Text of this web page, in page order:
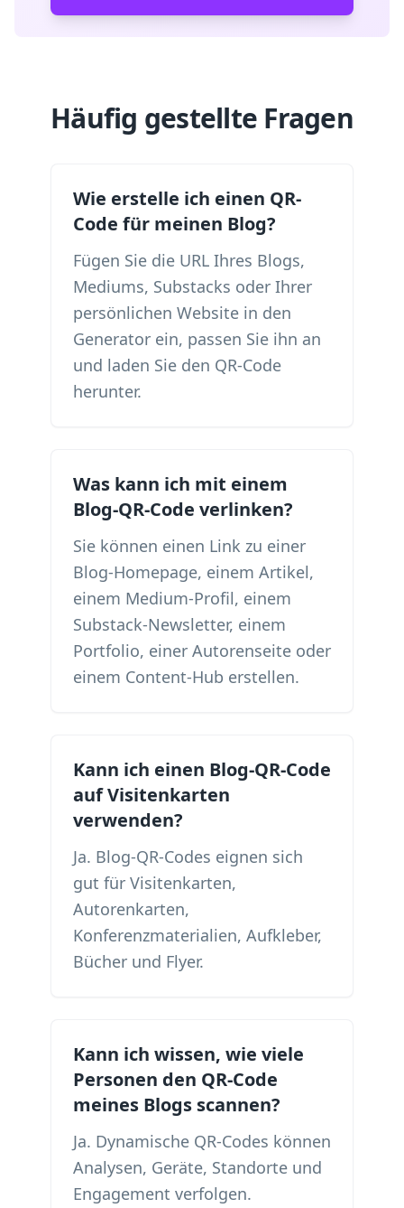
Häufig gestellte Fragen
Wie erstelle ich einen QR-
Code für meinen Blog?
Fügen Sie die URL Ihres Blogs,
Mediums, Substacks oder Ihrer
persönlichen Website in den
Generator ein, passen Sie ihn an
und laden Sie den QR-Code
herunter.
Was kann ich mit einem
Blog-QR-Code verlinken?
Sie können einen Link zu einer
Blog-Homepage, einem Artikel,
einem Medium-Profil, einem
Substack-Newsletter, einem
Portfolio, einer Autorenseite oder
einem Content-Hub erstellen.
Kann ich einen Blog-QR-Code
auf Visitenkarten
verwenden?
Ja. Blog-QR-Codes eignen sich
gut für Visitenkarten,
Autorenkarten,
Konferenzmaterialien, Aufkleber,
Bücher und Flyer.
Kann ich wissen, wie viele
Personen den QR-Code
meines Blogs scannen?
Ja. Dynamische QR-Codes können
Analysen, Geräte, Standorte und
Engagement verfolgen.